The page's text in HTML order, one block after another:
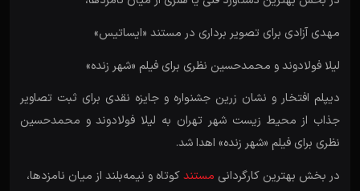
مهدی آزادی برای تصویر برداری در مستند «ایساتیس»
لیلا فولادوند و محمدحسین نظری برای فیلم «شهر زنده»
دیپلم افتخار و نشان زرین جشنواره و جایزه نقدی برای ثبت تصاویر
جذاب از محیط زیست شهر تهران به لیلا فولادوند و محمدحسین
نظری برای فیلم «شهر زنده» اهدا شد.
در بخش بهترین کارگردانی مستندکوتاه و نیمه‌بلند از میان نامزدها،